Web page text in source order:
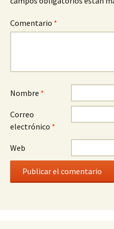
Comentario *
Nombre *
Correo
electrónico *
Web